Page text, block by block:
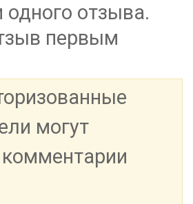
одного отзыва.
первым
могут